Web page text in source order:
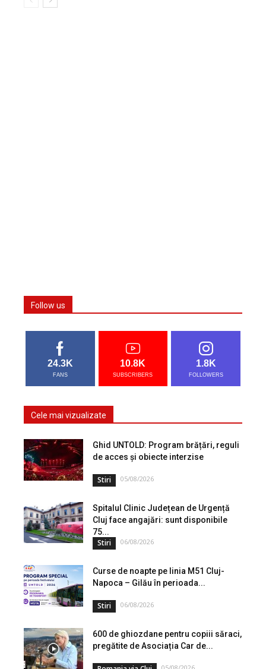
Follow us
24.3K
FANS
10.8K
SUBSCRIBERS
1.8K
FOLLOWERS
Cele mai vizualizate
Ghid UNTOLD: Program brățări, reguli
de acces și obiecte interzise
Stiri 05/08/2026
Spitalul Clinic Județean de Urgență
Cluj face angajări: sunt disponibile
75...
Stiri 06/08/2026
Curse de noapte pe linia M51 Cluj-
Napoca – Gilău în perioada...
Stiri 06/08/2026
600 de ghiozdane pentru copiii săraci,
pregătite de Asociația Car de...